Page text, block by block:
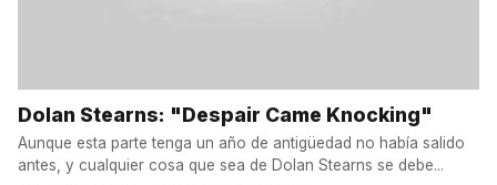
Dolan Stearns: "Despair Came Knocking"
Aunque esta parte tenga un año de antigüedad no había salido
antes, y cualquier cosa que sea de Dolan Stearns se debe...